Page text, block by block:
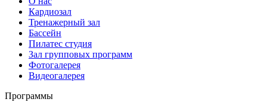
Кардиозал
Тренажерный зал
Бассейн
Пилатес студия
Зал групповых программ
Фотогалерея
Видеогалерея
Программы